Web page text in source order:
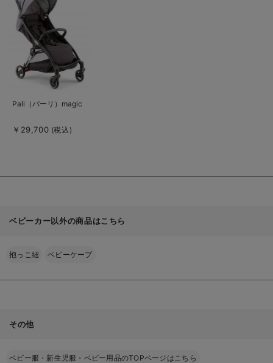
商
品
を
Pali（パーリ）magic
￥29,700 (税込)
ベビーカー以外の商品はこちら
抱っこ紐 ベビーケープ
その他
ベビー服・新生児服・ベビー用品のTOPページはこちら